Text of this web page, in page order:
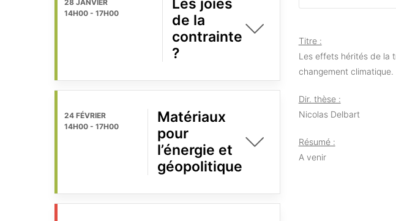
28 JANVIER
14H00 - 17H00
Les joies
de la
contrainte
?
24 FÉVRIER
14H00 - 17H00
Matériaux
pour
l’énergie et
géopolitique
Titre :
Les effets hérités de la
changement
Dir. thèse :
Nicolas Delbart
Résumé :
A venir